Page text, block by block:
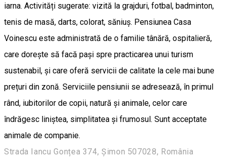
iarna. Activități sugerate: vizită la grajduri, fotbal, badminton,
tenis de masă, darts, colorat, săniuș. Pensiunea Casa
Voinescu este administrată de o familie tânără, ospitalieră,
care dorește să facă pași spre practicarea unui turism
sustenabil, și care oferă servicii de calitate la cele mai bune
prețuri din zonă. Serviciile pensiunii se adresează, în primul
rând, iubitorilor de copii, natură și animale, celor care
îndrăgesc liniștea, simplitatea și frumosul. Sunt acceptate
animale de companie.
Strada Iancu Gonțea 374, Șimon 507028, România